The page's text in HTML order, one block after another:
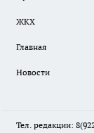
ЖКХ
Главная
Новости
Тел. редакции: